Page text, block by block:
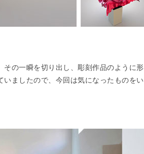
の一瞬を切り出し、彫刻作品のように形
ましたので、今回は気になったものをい